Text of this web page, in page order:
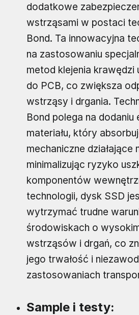
dodatkowe
wstrząsami w postaci
Bond. Ta innowacyjna
na zastosowaniu
metod klejenia krawędzi
do PCB, co zwiększa
wstrząsy i drgania.
Bond polega na dodaniu
materiału, który
mechaniczne działające
minimalizując ryzyko
komponentów
technologii, dysk SSD
wytrzymać trudne
środowiskach o
wstrząsów i drgań, co
jego trwałość i
zastosowaniach
Sample i testy: